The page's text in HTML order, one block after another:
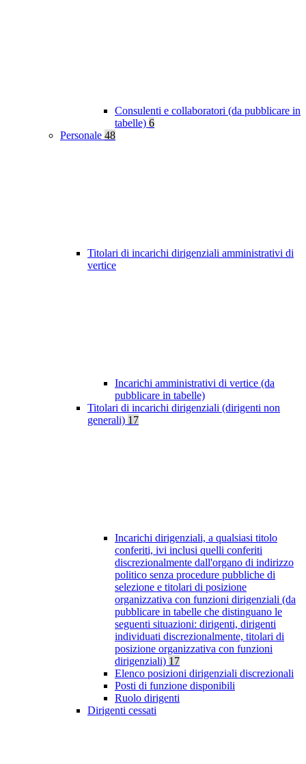
Consulenti e collaboratori (da pubblicare in
tabelle) 6
Personale 48
Titolari di incarichi dirigenziali amministrativi di
vertice
Incarichi amministrativi di vertice (da
pubblicare in tabelle)
Titolari di incarichi dirigenziali (dirigenti non
generali) 17
Incarichi dirigenziali, a qualsiasi titolo
conferiti, ivi inclusi quelli conferiti
discrezionalmente dall'organo di indirizzo
politico senza procedure pubbliche di
selezione e titolari di posizione
organizzativa con funzioni dirigenziali (da
pubblicare in tabelle che distinguano le
seguenti situazioni: dirigenti, dirigenti
individuati discrezionalmente, titolari di
posizione organizzativa con funzioni
dirigenziali) 17
Elenco posizioni dirigenziali discrezionali
Posti di funzione disponibili
Ruolo dirigenti
Dirigenti cessati